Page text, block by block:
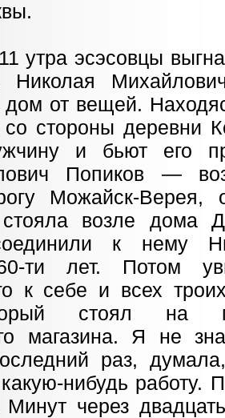
утра эсэсовцы
Николая
от вещей.
со стороны деревни
и бьют его
Попиков —
Можайск-Верея,
возле дома
к нему
ти лет. Потом
к себе и всех
стоял на
магазина. Я не
раз,
нибудь работу.
через